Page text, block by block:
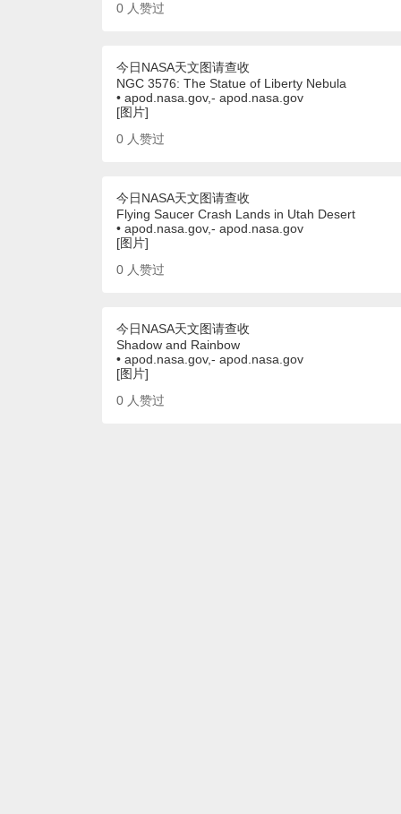
0 人赞过
今日NASA天文图请查收
NGC 3576: The Statue of Liberty Nebula
• apod.nasa.gov,- apod.nasa.gov
[图片]
0 人赞过
今日NASA天文图请查收
Flying Saucer Crash Lands in Utah Desert
• apod.nasa.gov,- apod.nasa.gov
[图片]
0 人赞过
今日NASA天文图请查收
Shadow and Rainbow
• apod.nasa.gov,- apod.nasa.gov
[图片]
0 人赞过